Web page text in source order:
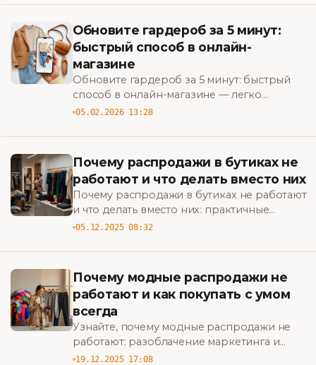
бюджета.
Обновите гардероб за 5 минут:
быстрый способ в онлайн-
магазине
Обновите гардероб за 5 минут: быстрый
способ в онлайн-магазине — легко
подберите стильные комплекты,
предложения.
05.02.2026 13:28
Почему распродажи в бутиках не
работают и что делать вместо них
Почему распродажи в бутиках не работают
и что делать вместо них: практичные
стратегии повышения прибыли,
ценности бренда. BigBazar
05.12.2025 08:32
Почему модные распродажи не
работают и как покупать с умом
всегда
Узнайте, почему модные распродажи не
работают: разоблачение маркетинга и
практические советы, как покупать с умом
19.12.2025 17:08